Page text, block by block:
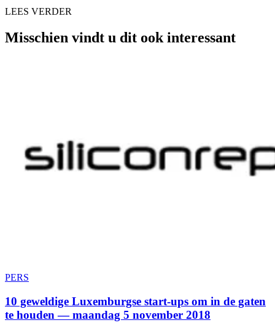
LEES VERDER
Misschien vindt u dit ook interessant
PERS
10 geweldige Luxemburgse start-ups om in de gaten
te houden — maandag 5 november 2018